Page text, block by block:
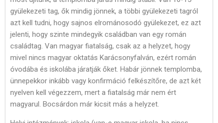
gyülekezeti tag, ők mindig jönnek, a többi gyülekezeti tagról
azt kell tudni, hogy sajnos elrománosodó gyülekezet, ez azt
jelenti, hogy szinte mindegyik családban van egy román
családtag. Van magyar fiatalság, csak az a helyzet, hogy
mivel nincs magyar oktatás Karácsonyfalván, ezért román
óvodába és iskolába járatják őket. Habár jönnek templomba,
ünnepekkor inkább vagy konfirmáció felkészítőre, de azt két
nyelven kell végezzem, mert a fiatalság már nem ért
magyarul. Bocsárdon már kicsit más a helyzet.